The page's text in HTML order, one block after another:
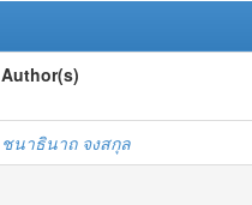
Author(s)
ชนาธินาถ จงสกุล